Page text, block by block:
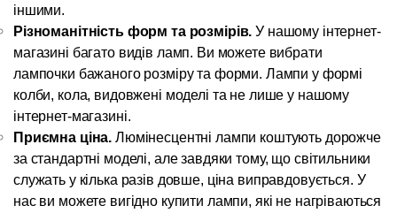
іншими.
Різноманітність форм та розмірів. У нашому інтернет-
магазині багато видів ламп. Ви можете вибрати
лампочки бажаного розміру та форми. Лампи у формі
колби, кола, видовжені моделі та не лише у нашому
інтернет-магазині.
Приємна ціна. Люмінесцентні лампи коштують дорожче
за стандартні моделі, але завдяки тому, що світильники
служать у кілька разів довше, ціна виправдовується. У
нас ви можете вигідно купити лампи, які не нагріваються